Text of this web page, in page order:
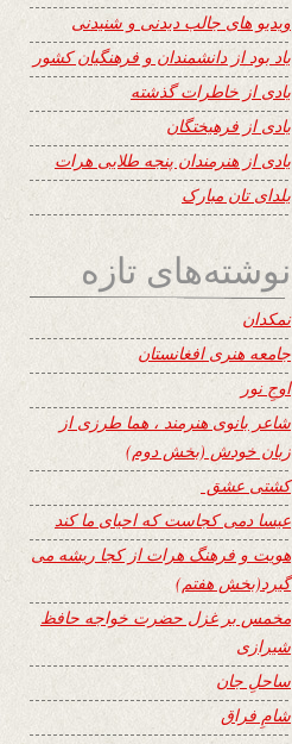
ویدیو های جالب دیدنی و شنیدنی
یاد بود از دانشمندان و فرهنگیان کشور
یادی از خاطرات گذشته
یادی از فرهیختگان
یادی از هنرمندان پنجه طلایی هرات
یلدای تان مبارک
نوشته‌های تازه
نمکدان
جامعه هنری افغانستان
اوجِ نور
شاعر بانوی هنرمند ، هما طرزی از
زبان خودش (بخش دوم)
کشتی عشق
عیسا دمی کجاست که احیای ما کند
هویت و فرهنگ هرات از کجا ریشه می
گیرد(بخش هفتم)
مخمس بر غزل حضرت خواجه حافظ
شیرازی
ساحلِ جان
شامِ فراق